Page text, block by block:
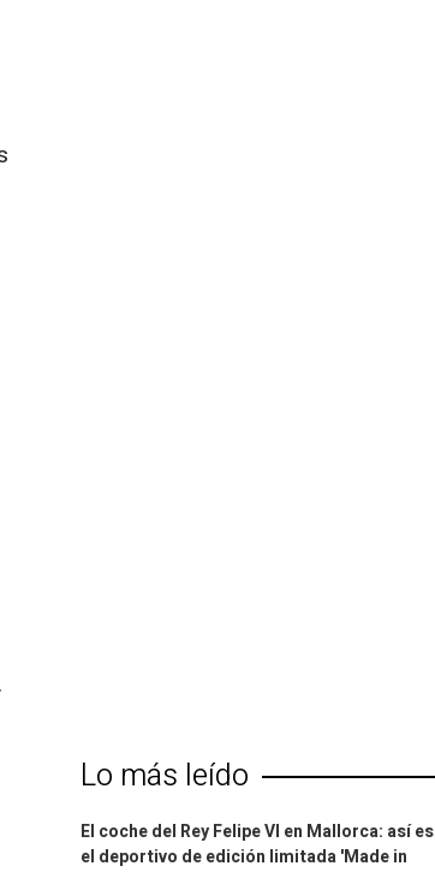
Lo más leído
El coche del Rey Felipe VI en Mallorca: así es
el deportivo de edición limitada 'Made in